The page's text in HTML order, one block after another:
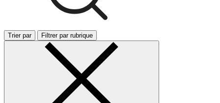
Trier par Filtrer par rubrique